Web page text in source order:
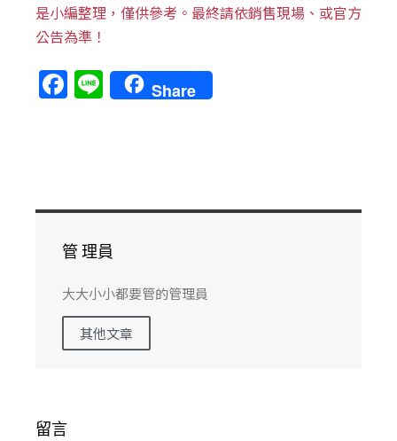
是小編整理，僅供參考。最終請依銷售現場、或官方
公告為準！
F
o
o
k
Li
n
Share
管 理員
大大小小都要管的管理員
其他文章
留言